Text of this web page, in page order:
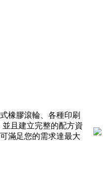
橡膠滾輪、各種印刷
且建立完整的配方資
滿足您的需求達最大